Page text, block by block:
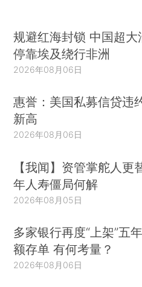
规避红海封锁 中国超大
停靠埃及绕行非洲
2026年08月06日
惠誉：美国私募信贷违
新高
2026年08月06日
【我闻】资管掌舵人更
年人寿僵局何解
2026年08月05日
多家银行再度“上架”五
额存单 有何考量？
2026年08月06日